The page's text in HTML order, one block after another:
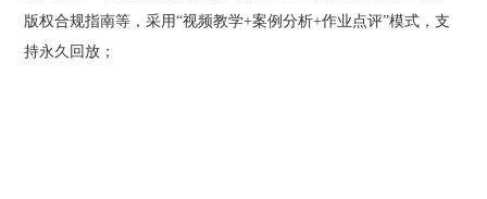
版权合规指南等，采用“视频教学+案例分析+作业点评”模式，支
持永久回放；